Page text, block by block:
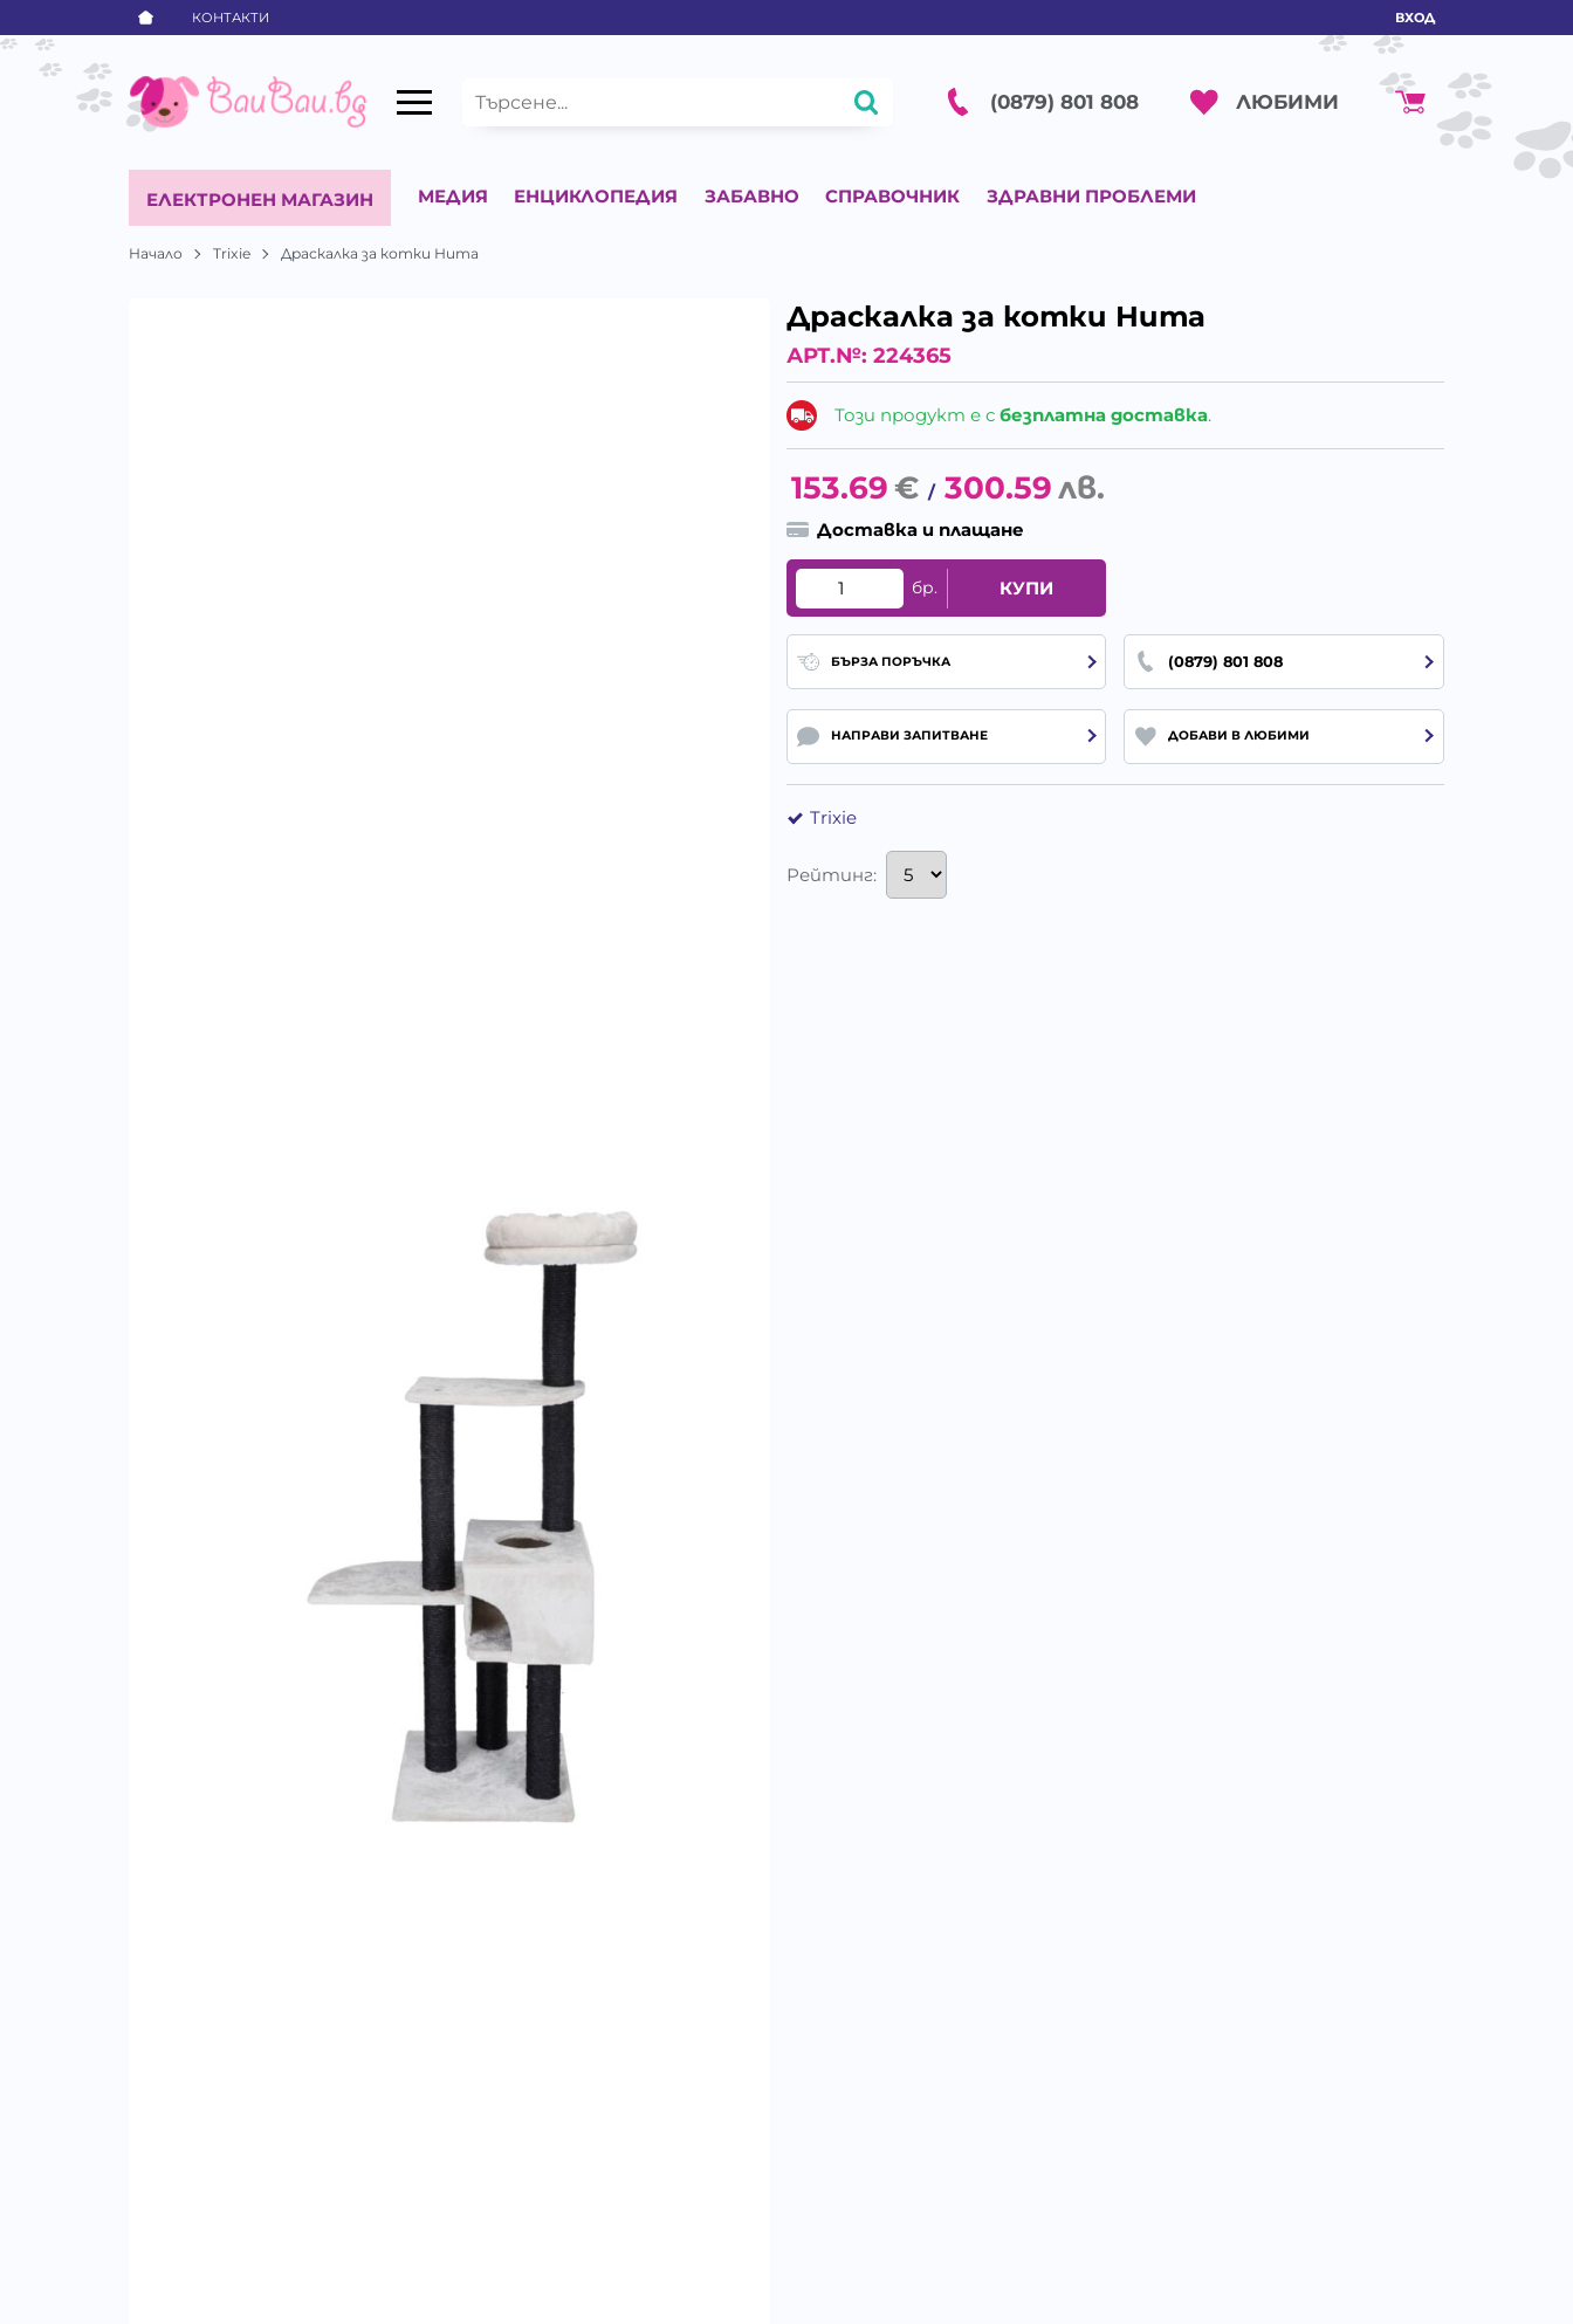
КОНТАКТИ ВХОД
(0879) 801 808 ЛЮБИМИ
ЕЛЕКТРОНЕН МАГАЗИН МЕДИЯ ЕНЦИКЛОПЕДИЯ ЗАБАВНО СПРАВОЧНИК ЗДРАВНИ ПРОБЛЕМИ
Начало Trixie Драскалка за котки Нита
Драскалка за котки Нита
АРТ.№: 224365
Този продукт е сбезплатна доставка.
153.69€ / 300.59лв.
Доставка и плащане
бр. КУПИ
БЪРЗА ПОРЪЧКА (0879) 801 808
НАПРАВИ ЗАПИТВАНЕ ДОБАВИ В ЛЮБИМИ
Trixie
Рейтинг: